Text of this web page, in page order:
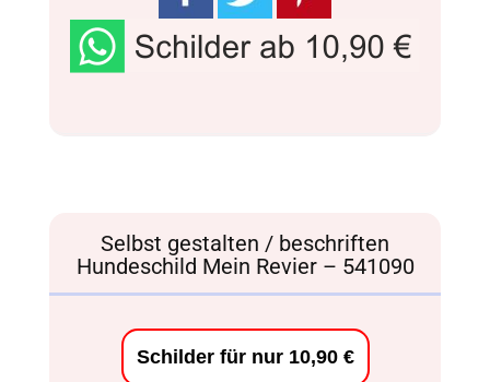
Selbst gestalten / beschriften
Hundeschild Mein Revier – 541090
Schilder für nur 10,90 €